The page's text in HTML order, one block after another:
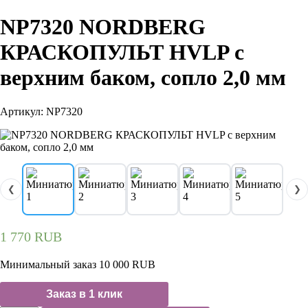
NP7320 NORDBERG
КРАСКОПУЛЬТ HVLP с
верхним баком, сопло 2,0 мм
Артикул: NP7320
❮ ❯
1 770 RUB
Минимальный заказ 10 000 RUB
Заказ в 1 клик